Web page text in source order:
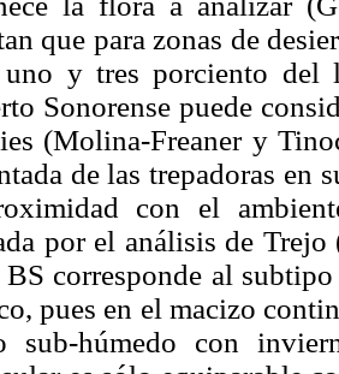
que para zonas de
uno y tres porciento
Sonorense puede
(Molina-Freaner y
de las trepadoras en
con el
por el análisis de
corresponde al
pues en el macizo
sub-húmedo con